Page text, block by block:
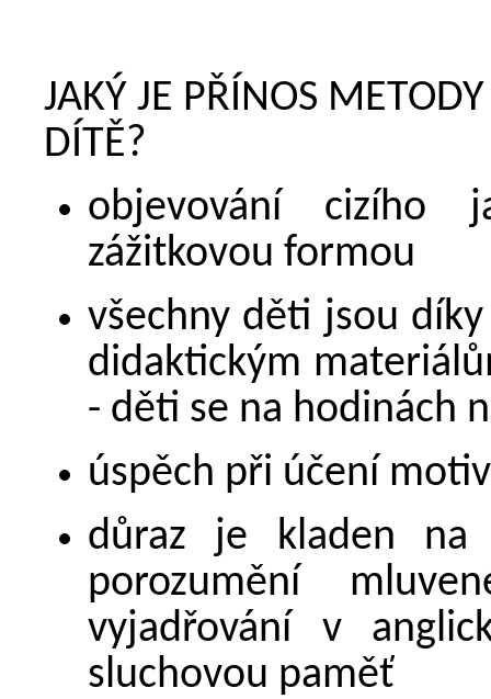
JAKÝ JE PŘÍNOS
DÍTĚ?
objevování cizího
zážitkovou formou
všechny děti jsou
didaktickým
- děti se na hodinách
úspěch při účení
důraz je kladen na
porozumění
vyjadřování v
sluchovou paměť